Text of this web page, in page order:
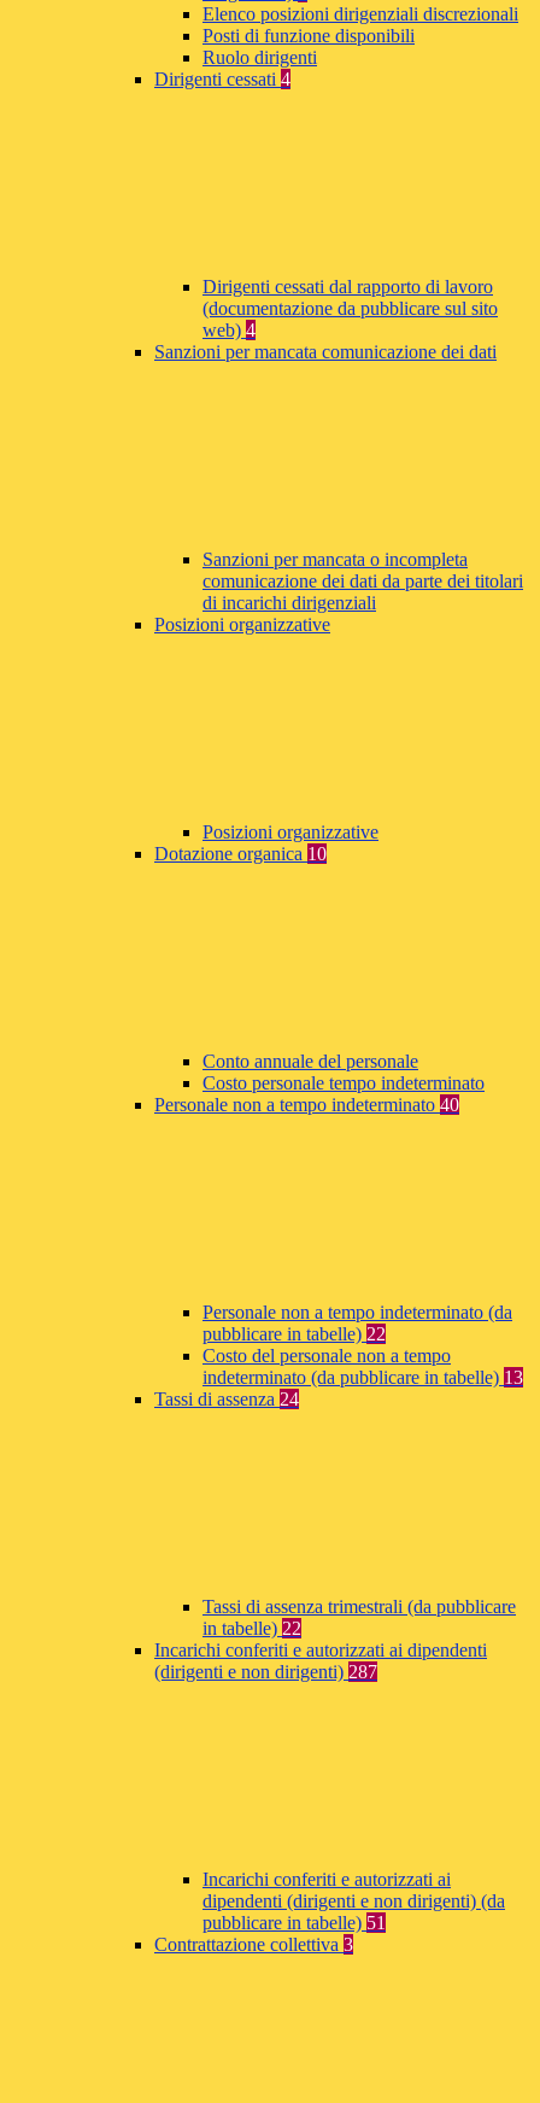
Elenco posizioni dirigenziali discrezionali
Posti di funzione disponibili
Ruolo dirigenti
Dirigenti cessati 4
Dirigenti cessati dal rapporto di lavoro
(documentazione da pubblicare sul sito
web) 4
Sanzioni per mancata comunicazione dei dati
Sanzioni per mancata o incompleta
comunicazione dei dati da parte dei titolari
di incarichi dirigenziali
Posizioni organizzative
Posizioni organizzative
Dotazione organica 10
Conto annuale del personale
Costo personale tempo indeterminato
Personale non a tempo indeterminato 40
Personale non a tempo indeterminato (da
pubblicare in tabelle) 22
Costo del personale non a tempo
indeterminato (da pubblicare in tabelle) 13
Tassi di assenza 24
Tassi di assenza trimestrali (da pubblicare
in tabelle) 22
Incarichi conferiti e autorizzati ai dipendenti
(dirigenti e non dirigenti) 287
Incarichi conferiti e autorizzati ai
dipendenti (dirigenti e non dirigenti) (da
pubblicare in tabelle) 51
Contrattazione collettiva 3